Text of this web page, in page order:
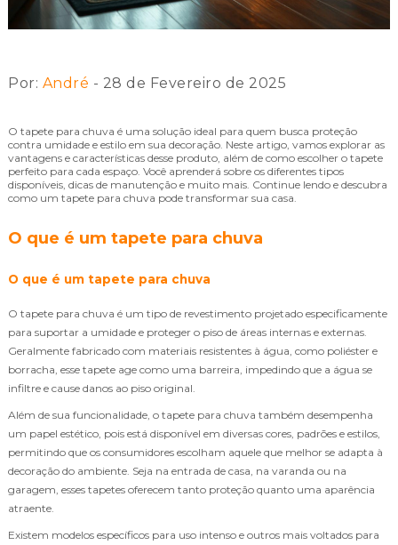
Por: André - 28 de Fevereiro de 2025
O tapete para chuva é uma solução ideal para quem busca proteção
contra umidade e estilo em sua decoração. Neste artigo, vamos explorar as
vantagens e características desse produto, além de como escolher o tapete
perfeito para cada espaço. Você aprenderá sobre os diferentes tipos
disponíveis, dicas de manutenção e muito mais. Continue lendo e descubra
como um tapete para chuva pode transformar sua casa.
O que é um tapete para chuva
O que é um tapete para chuva
O tapete para chuva é um tipo de revestimento projetado especificamente
para suportar a umidade e proteger o piso de áreas internas e externas.
Geralmente fabricado com materiais resistentes à água, como poliéster e
borracha, esse tapete age como uma barreira, impedindo que a água se
infiltre e cause danos ao piso original.
Além de sua funcionalidade, o tapete para chuva também desempenha
um papel estético, pois está disponível em diversas cores, padrões e estilos,
permitindo que os consumidores escolham aquele que melhor se adapta à
decoração do ambiente. Seja na entrada de casa, na varanda ou na
garagem, esses tapetes oferecem tanto proteção quanto uma aparência
atraente.
Existem modelos específicos para uso intenso e outros mais voltados para